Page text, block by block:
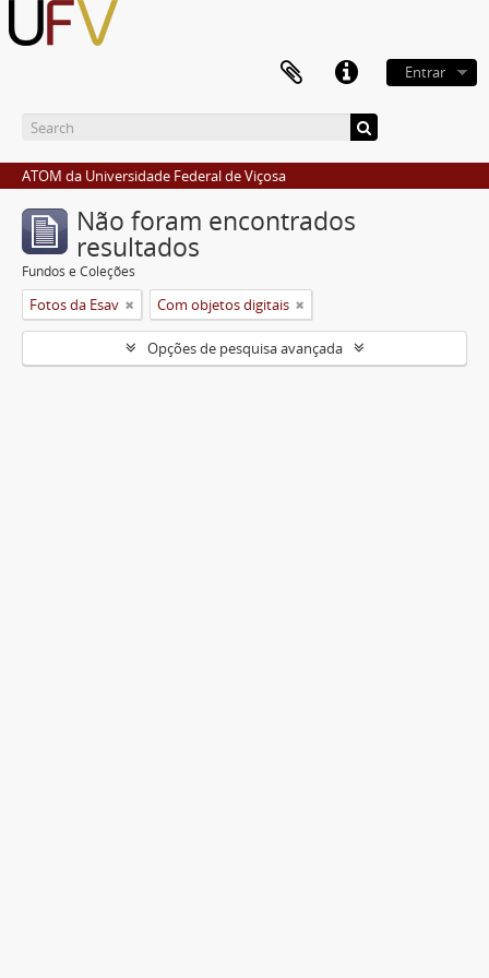
Entrar
ATOM da Universidade Federal de Viçosa
Não foram encontrados
resultados
Fundos e Coleções
Fotos da Esav Com objetos digitais
Opções de pesquisa avançada